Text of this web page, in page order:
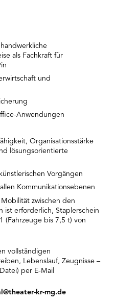
als Fachkraft für
und
Anwendungen
Organisationsstärke
lösungsorientierte
Vorgängen
Kommunikationsebenen
Mobilität zwischen den
ist erforderlich, Staplerschein
(Fahrzeuge bis 7,5 t) von
vollständigen
Lebenslauf, Zeugnisse –
per E-Mail
kr-mg.de